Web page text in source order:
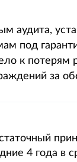
аудита,
под
к
за
4 года в